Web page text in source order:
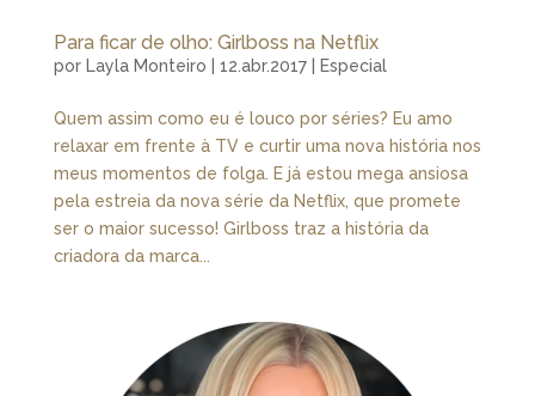
Para ficar de olho: Girlboss na Netflix
por Layla Monteiro 12.abr.2017| Especial
Quem assim como eu é louco por séries? Eu amo
relaxar em frente à TV e curtir uma nova história nos
meus momentos de folga. E já estou mega ansiosa
pela estreia da nova série da Netflix, que promete
ser o maior sucesso! Girlboss traz a história da
criadora da marca...